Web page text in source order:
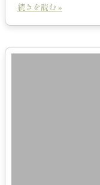
続きを読む »